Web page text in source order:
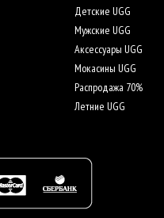
Детские UGG
Мужские UGG
Аксессуары UGG
Мокасины UGG
Распродажа 70%
Летние UGG